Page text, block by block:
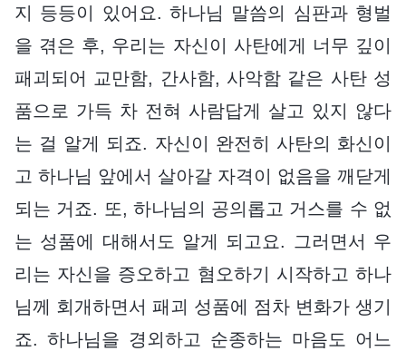
지 등등이 있어요. 하나님 말씀의 심판과 형벌
을 겪은 후, 우리는 자신이 사탄에게 너무 깊이
패괴되어 교만함, 간사함, 사악함 같은 사탄 성
품으로 가득 차 전혀 사람답게 살고 있지 않다
는 걸 알게 되죠. 자신이 완전히 사탄의 화신이
고 하나님 앞에서 살아갈 자격이 없음을 깨닫게
되는 거죠. 또, 하나님의 공의롭고 거스를 수 없
는 성품에 대해서도 알게 되고요. 그러면서 우
리는 자신을 증오하고 혐오하기 시작하고 하나
님께 회개하면서 패괴 성품에 점차 변화가 생기
죠. 하나님을 경외하고 순종하는 마음도 어느